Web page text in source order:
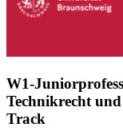
W1-
Technikrecht
Track